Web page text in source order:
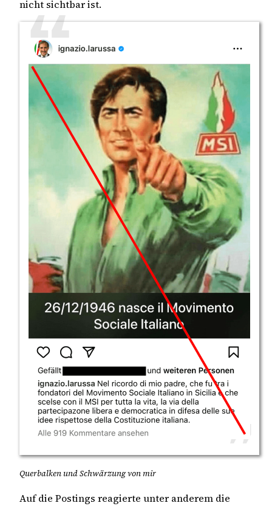
nicht sichtbar ist.
Querbalken und Schwärzung von mir
Auf die Postings reagierte unter anderem die